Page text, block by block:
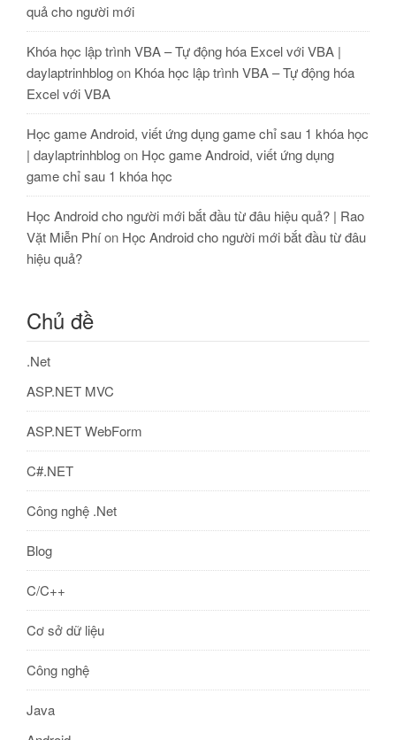
quả cho người mới
Khóa học lập trình VBA – Tự động hóa Excel với VBA |
daylaptrinhblogon Khóa học lập trình VBA – Tự động hóa
Excel với VBA
Học game Android, viết ứng dụng game chỉ sau 1 khóa học
| daylaptrinhblogon Học game Android, viết ứng dụng
game chỉ sau 1 khóa học
Học Android cho người mới bắt đầu từ đâu hiệu quả? | Rao
Vặt Miễn Phíon Học Android cho người mới bắt đầu từ đâu
hiệu quả?
Chủ đề
.Net
ASP.NET MVC
ASP.NET WebForm
C#.NET
Công nghệ .Net
Blog
C/C++
Cơ sở dữ liệu
Công nghệ
Java